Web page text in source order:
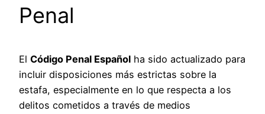
Penal
El Código Penal Español ha sido actualizado para
incluir disposiciones más estrictas sobre la
estafa, especialmente en lo que respecta a los
delitos cometidos a través de medios